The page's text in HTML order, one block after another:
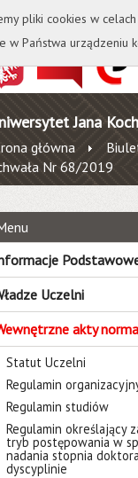
Kontakt
Jana
główna
Nr 68/2019
Uczelni
akty
Statut Uczelni
Regulamin
Regulamin studiów
Regulamin określający
tryb postępowania w
nadania stopnia
dyscyplinie
pliki cookies w
w Państwa urządzeniu